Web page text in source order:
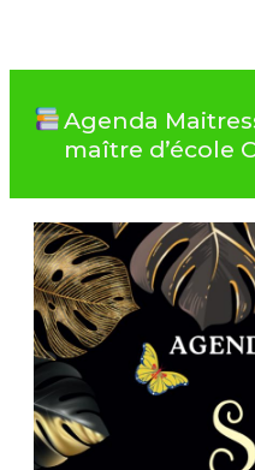
Agenda
maître d’école